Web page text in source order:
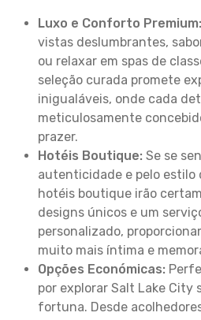
Luxo e Conforto Premium:
vistas deslumbrantes,
ou relaxar em spas de
seleção curada promete
inigualáveis, onde cada
meticulosamente
prazer.
Hotéis Boutique: Se se
autenticidade e pelo estilo
hotéis boutique irão
designs únicos e um
personalizado,
muito mais íntima e
Opções Económicas:
por explorar Salt Lake City
fortuna. Desde